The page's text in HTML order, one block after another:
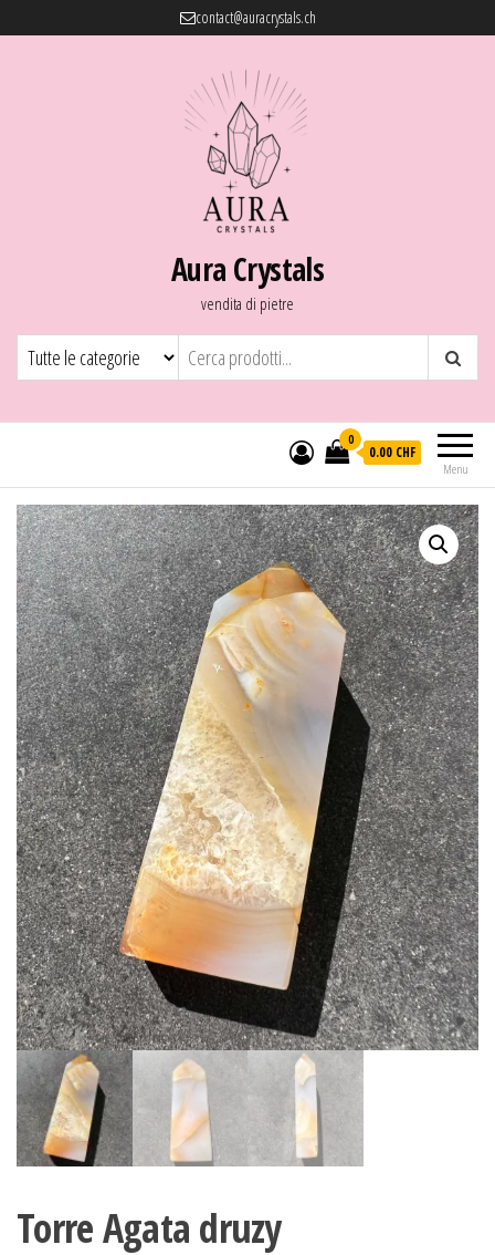
contact@auracrystals.ch
Aura Crystals
vendita di pietre
Menu
0
0.00 CHF
Torre Agata druzy